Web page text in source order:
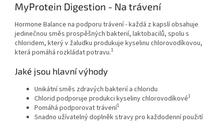
MyProtein Digestion - Na trávení
Hormone Balance na podporu trávení - každá z kapslí obsahuje
jedinečnou směs prospěšných bakterií, laktobacilů, spolu s
chloridem, který v žaludku produkuje kyselinu chlorovodíkovou,
která pomáhá rozkládat potravu.1
Jaké jsou hlavní výhody
Unikátní směs zdravých bakterií a chloridu
Chlorid podporuje produkci kyseliny chlorovodíkové1
Pomáhá podporovat trávení1
Snadno užívatelný doplněk stravy pro každodenní použití